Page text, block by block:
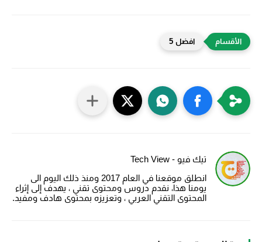
افضل 5
تيك فيو - Tech View
انطلق موقعنا في العام 2017 ومنذ ذلك اليوم الى
يومنا هذا، نقدم دروس ومحتوى تقني ، يهدف إلى إثراء
المحتوى التقني العربي ، وتعزيزه بمحتوى هادف ومفيد.